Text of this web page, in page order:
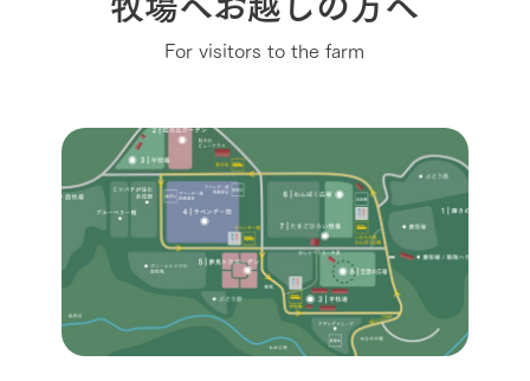
For visitors to the farm